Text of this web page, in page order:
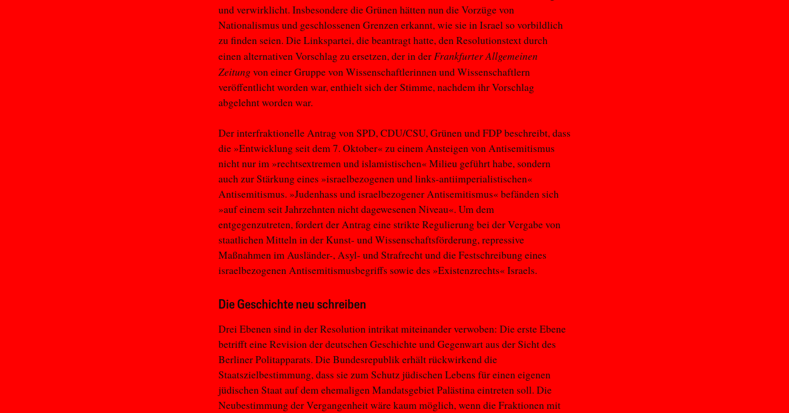
und verwirklicht. Insbesondere die Grünen hätten nun die Vorzüge von
Nationalismus und geschlossenen Grenzen erkannt, wie sie in Israel so vorbildlich
zu finden seien. Die Linkspartei, die beantragt hatte, den Resolutionstext durch
einen alternativen Vorschlag zu ersetzen, der in der Frankfurter Allgemeinen
Zeitungvon einer Gruppe von Wissenschaftlerinnen und Wissenschaftlern
veröffentlicht worden war, enthielt sich der Stimme, nachdem ihr Vorschlag
abgelehnt worden war.
Der interfraktionelle Antrag von SPD, CDU/CSU, Grünen und FDP beschreibt, dass
die »Entwicklung seit dem 7. Oktober« zu einem Ansteigen von Antisemitismus
nicht nur im »rechtsextremen und islamistischen« Milieu geführt habe, sondern
auch zur Stärkung eines »israelbezogenen und links-antiimperialistischen«
Antisemitismus. »Judenhass und israelbezogener Antisemitismus« befänden sich
»auf einem seit Jahrzehnten nicht dagewesenen Niveau«. Um dem
entgegenzutreten, fordert der Antrag eine strikte Regulierung bei der Vergabe von
staatlichen Mitteln in der Kunst- und Wissenschaftsförderung, repressive
Maßnahmen im Ausländer-, Asyl- und Strafrecht und die Festschreibung eines
israelbezogenen Antisemitismusbegriffs sowie des »Existenzrechts« Israels.
Die Geschichte neu schreiben
Drei Ebenen sind in der Resolution intrikat miteinander verwoben: Die erste Ebene
betrifft eine Revision der deutschen Geschichte und Gegenwart aus der Sicht des
Berliner Politapparats. Die Bundesrepublik erhält rückwirkend die
Staatszielbestimmung, dass sie zum Schutz jüdischen Lebens für einen eigenen
jüdischen Staat auf dem ehemaligen Mandatsgebiet Palästina eintreten soll. Die
Neubestimmung der Vergangenheit wäre kaum möglich, wenn die Fraktionen mit